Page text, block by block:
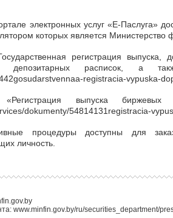
электронных услуг «Е-Паслуга»
которых является Министерство
регистрация
депозитарных расписок, а
registracia-vypuska-
«Регистрация выпуска
dokumenty/54814131registracia-
процедуры доступны для
личность.
www.minfin.gov.by/ru/securities_department/